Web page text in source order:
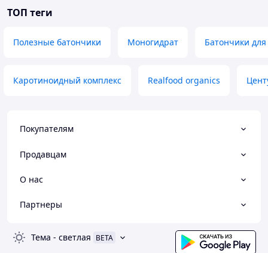
ТОП теги
Полезные батончики Моногидрат Батончики
Каротиноидный комплекс Realfood organics
Покупателям
Продавцам
О нас
Партнеры
Тема - светлая BETA